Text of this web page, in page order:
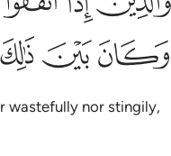
ﳎﳏﳐ
wastefully nor stingily,